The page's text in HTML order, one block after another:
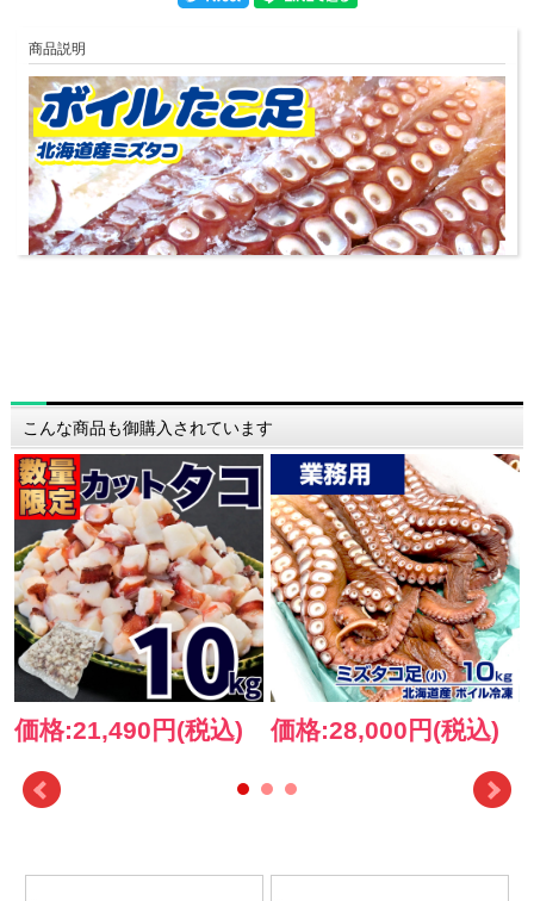
商品説明
こんな商品も御購入されています
価格:21,490円(税込) 価格:28,000円(税込)